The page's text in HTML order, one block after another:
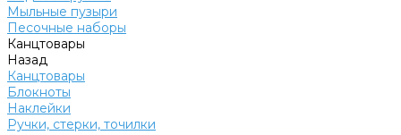
Мыльные пузыри
Песочные наборы
Канцтовары
Назад
Канцтовары
Блокноты
Наклейки
Ручки, стерки, точилки